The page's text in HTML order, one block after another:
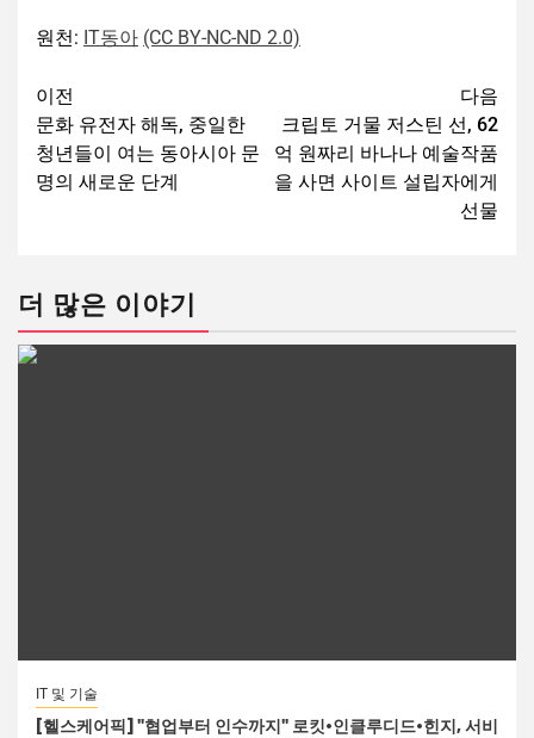
원천: IT동아 (CC BY-NC-ND 2.0)
이전
문화 유전자 해독, 중일한
청년들이 여는 동아시아 문
명의 새로운 단계
다음
크립토 거물 저스틴 선, 62
억 원짜리 바나나 예술작품
을 사면 사이트 설립자에게
선물
더 많은 이야기
IT 및 기술
[헬스케어픽] "협업부터 인수까지" 로킷·인클루디드·힌지, 서비